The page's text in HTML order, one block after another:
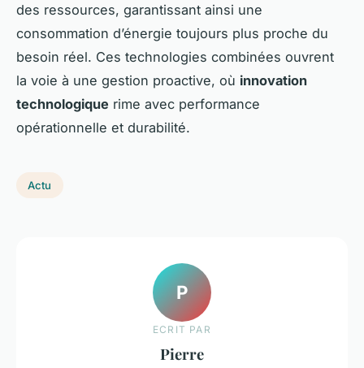
des ressources, garantissant ainsi une
consommation d’énergie toujours plus proche du
besoin réel. Ces technologies combinées ouvrent
la voie à une gestion proactive, où innovation
technologique rime avec performance
opérationnelle et durabilité.
Actu
P
ECRIT PAR
Pierre